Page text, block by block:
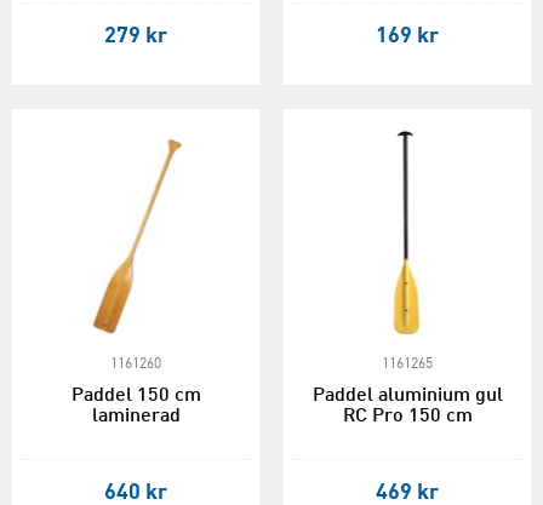
279 kr 169 kr
1161260
Paddel 150 cm
laminerad
640 kr
1161265
Paddel aluminium gul
RC Pro 150 cm
469 kr